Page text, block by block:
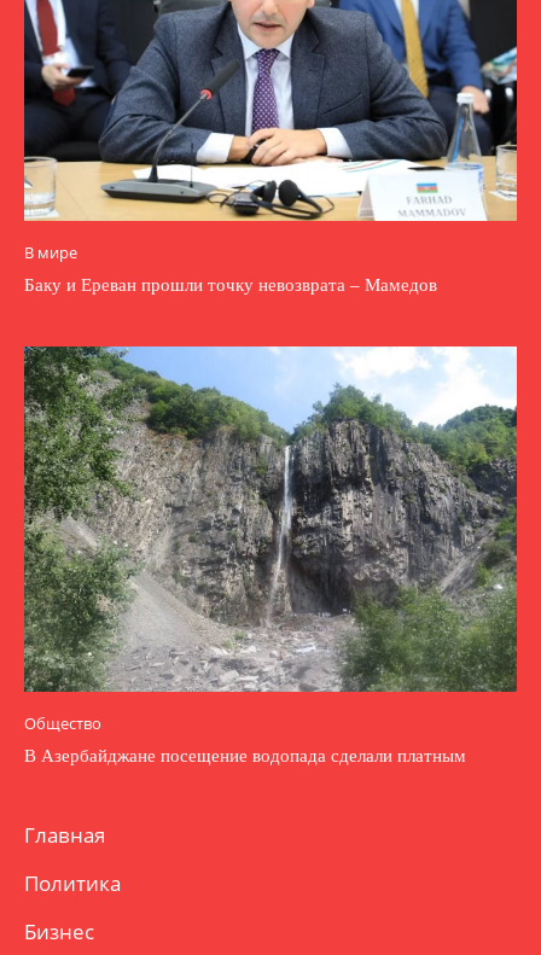
В мире
Баку и Ереван прошли точку невозврата – Мамедов
Общество
В Азербайджане посещение водопада сделали платным
Главная
Политика
Бизнес